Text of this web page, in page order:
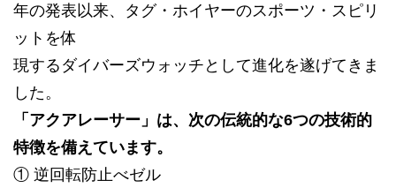
年の発表以来、タグ・ホイヤーのスポーツ・スピリ
ットを体
現するダイバーズウォッチとして進化を遂げてきま
した。
「アクアレーサー」は、次の伝統的な6つの技術的
特徴を備えています。
① 逆回転防止べゼル